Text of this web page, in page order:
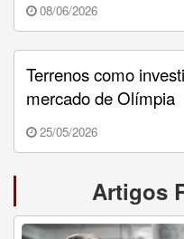
08/06/2026
Terrenos como
mercado de Olímpia
25/05/2026
Artigos